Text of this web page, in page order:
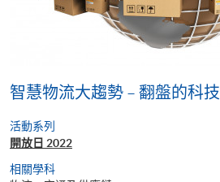
智慧物流大趨勢 – 翻盤的科
活動系列
開放日 2022
相關學科